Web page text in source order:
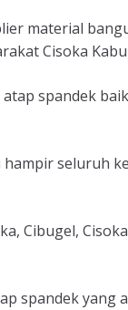
material
Cisoka
spandek
seluruh
Cibugel,
spandek yang